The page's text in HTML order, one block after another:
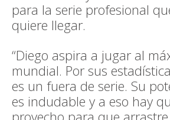
para la serie profesional
quiere llegar.
“Diego aspira a jugar al
mundial. Por sus
es un fuera de serie. Su
es indudable y a eso hay
provecho para que